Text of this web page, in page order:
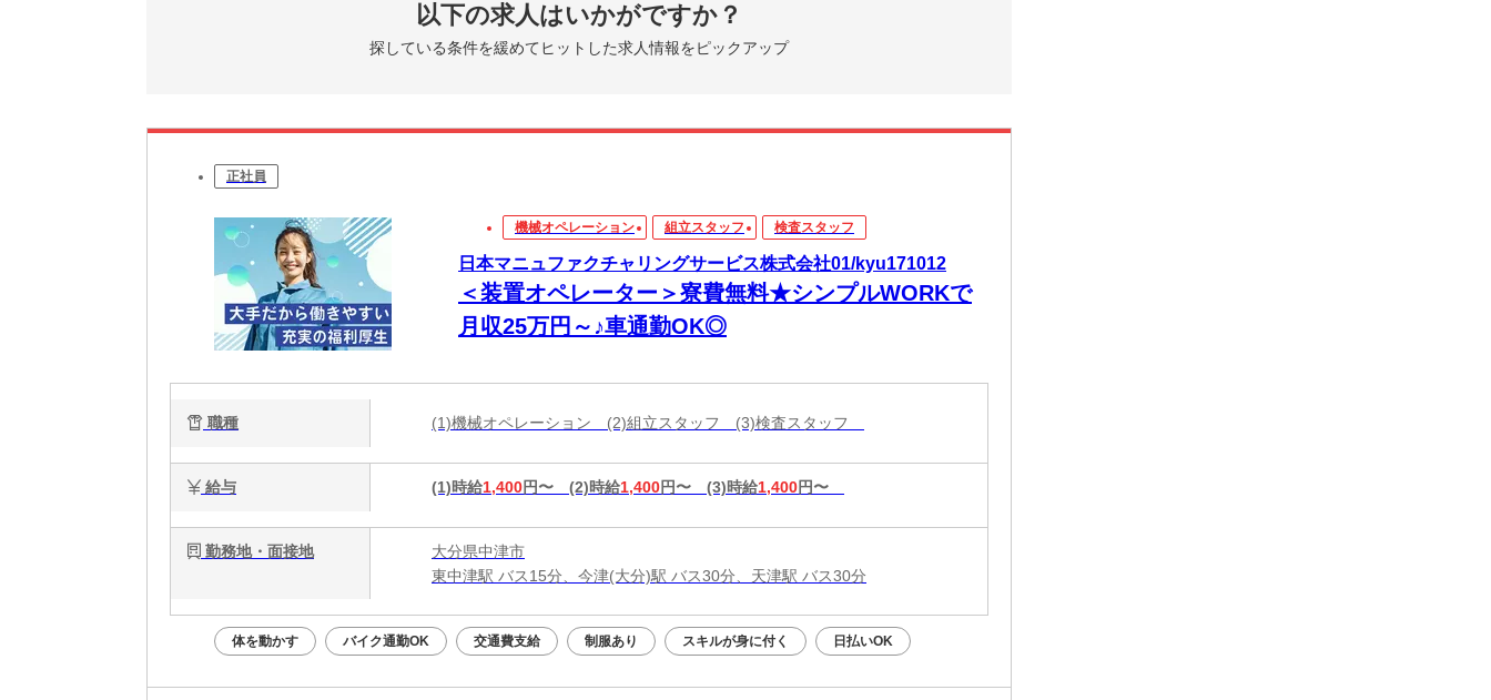
以下の求人はいかがですか？
探している条件を緩めてヒットした求人情報をピックアップ
正社員
機械オペレーション 組立スタッフ 検査スタッフ
日本マニュファクチャリングサービス株式会社01/kyu171012
＜装置オペレーター＞寮費無料★シンプルWORKで
月収25万円～♪車通勤OK◎
職種 (1)機械オペレーション (2)組立スタッフ (3)検査スタッフ
給与 (1)時給1,400円〜 (2)時給1,400円〜 (3)時給1,400円〜
勤務地・面接地
大分県中津市
東中津駅 バス15分、今津(大分)駅 バス30分、天津駅 バス30分
体を動かす バイク通勤OK 交通費支給 制服あり スキルが身に付く 日払いOK